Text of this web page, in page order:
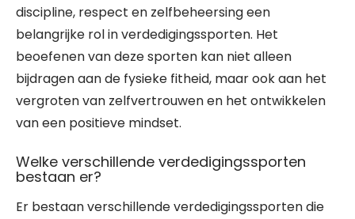
discipline, respect en zelfbeheersing een
belangrijke rol in verdedigingssporten. Het
beoefenen van deze sporten kan niet alleen
bijdragen aan de fysieke fitheid, maar ook aan het
vergroten van zelfvertrouwen en het ontwikkelen
van een positieve mindset.
Welke verschillende verdedigingssporten
bestaan er?
Er bestaan verschillende verdedigingssporten die